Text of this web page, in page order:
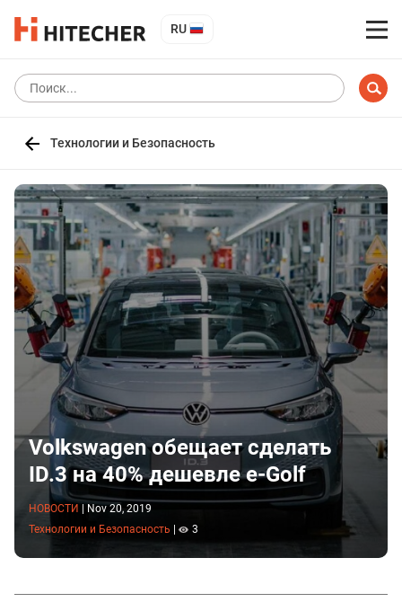
RU
Технологии и Безопасность
Volkswagen обещает сделать
ID.3 на 40% дешевле e-Golf
НОВОСТИ
Nov 20, 2019
Технологии и Безопасность
3